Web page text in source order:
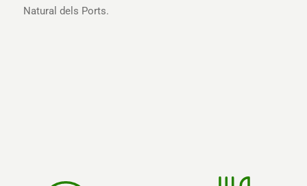
Natural dels Ports.